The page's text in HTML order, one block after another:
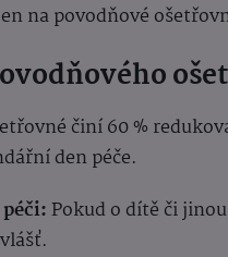
na povodňové
činí 60 %
den péče.
Pokud o dítě či